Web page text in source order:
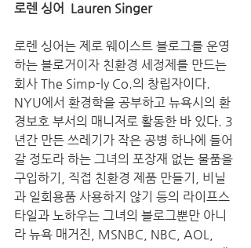
로렌 싱어 Lauren Singer
로렌 싱어는 제로 웨이스트 블로그를 운영
하는 블로거이자 친환경 세정제를 만드는
회사 The Simp-ly Co.의 창립자이다.
NYU에서 환경학을 공부하고 뉴욕시의 환
경보호 부서의 매니저로 활동한 바 있다. 3
년간 만든 쓰레기가 작은 공병 하나에 들어
갈 정도라 하는 그녀의 포장재 없는 물품을
구입하기, 직접 친환경 제품 만들기, 비닐
과 일회용품 사용하지 않기 등의 라이프스
타일과 노하우는 그녀의 블로그뿐만 아니
라 뉴욕 매거진, MSNBC, NBC, AOL,